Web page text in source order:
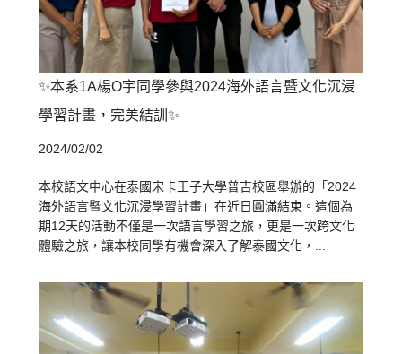
✨本系1A楊O宇同學參與2024海外語言暨文化沉浸
學習計畫，完美結訓✨
2024/02/02
本校語文中心在泰國宋卡王子大學普吉校區舉辦的「2024
海外語言暨文化沉浸學習計畫」在近日圓滿結束。這個為
期12天的活動不僅是一次語言學習之旅，更是一次跨文化
體驗之旅，讓本校同學有機會深入了解泰國文化，...